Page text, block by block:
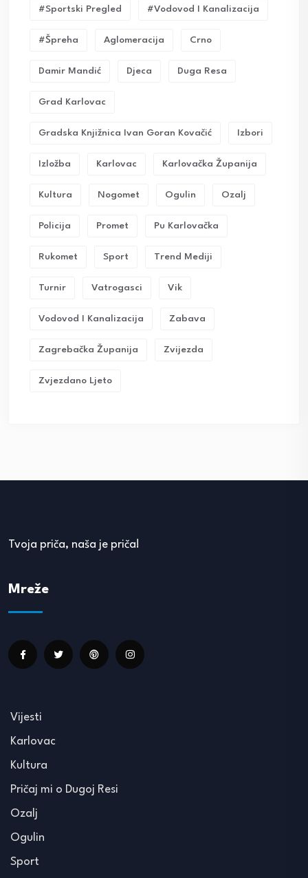
#sportski Pregled #vodovod I Kanalizacija
#Špreha Aglomeracija Crno
Damir Mandić Djeca Duga Resa
Grad Karlovac
Gradska Knjižnica Ivan Goran Kovačić Izbori
Izložba Karlovac Karlovačka Županija
Kultura Nogomet Ogulin Ozalj
Policija Promet Pu Karlovačka
Rukomet Sport Trend Mediji
Turnir Vatrogasci Vik
Vodovod I Kanalizacija Zabava
Zagrebačka Županija Zvijezda
Zvjezdano Ljeto
Tvoja priča, naša je priča!
Mreže
Vijesti
Karlovac
Kultura
Pričaj mi o Dugoj Resi
Ozalj
Ogulin
Sport